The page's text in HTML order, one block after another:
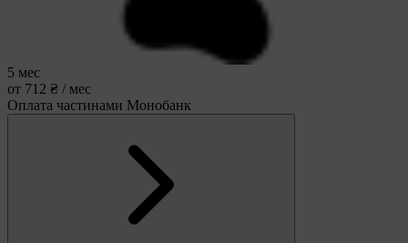
5 мес
от 712 ₴ / мес
Оплата частинами Монобанк